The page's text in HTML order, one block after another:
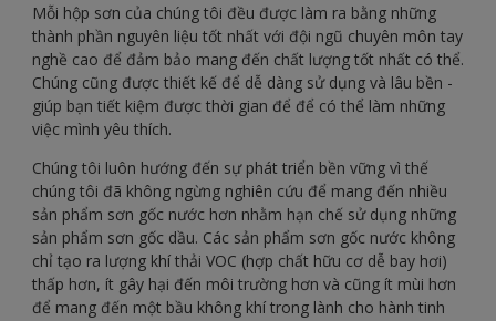
Mỗi hộp sơn của chúng tôi đều được làm ra bằng những
thành phần nguyên liệu tốt nhất với đội ngũ chuyên môn tay
nghề cao để đảm bảo mang đến chất lượng tốt nhất có thể.
Chúng cũng được thiết kế để dễ dàng sử dụng và lâu bền -
giúp bạn tiết kiệm được thời gian để để có thể làm những
việc mình yêu thích.
Chúng tôi luôn hướng đến sự phát triển bền vững vì thế
chúng tôi đã không ngừng nghiên cứu để mang đến nhiều
sản phẩm sơn gốc nước hơn nhằm hạn chế sử dụng những
sản phẩm sơn gốc dầu. Các sản phẩm sơn gốc nước không
chỉ tạo ra lượng khí thải VOC (hợp chất hữu cơ dễ bay hơi)
thấp hơn, ít gây hại đến môi trường hơn và cũng ít mùi hơn
để mang đến một bầu không khí trong lành cho hành tinh